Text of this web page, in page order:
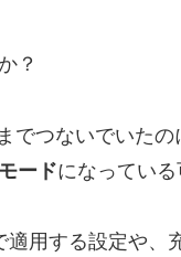
？
でつないでいた
ードになっている
用する設定や、